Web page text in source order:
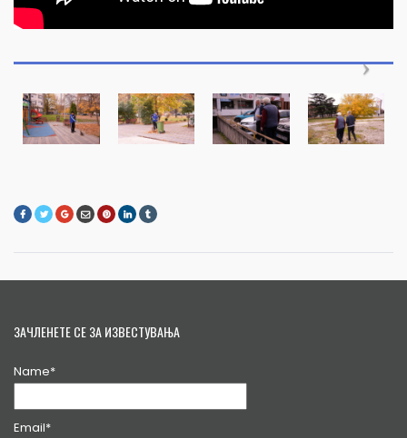
ЗАЧЛЕНЕТЕ СЕ ЗА ИЗВЕСТУВАЊА
Name*
Email*